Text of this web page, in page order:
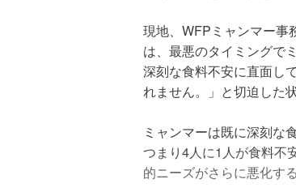
現地、WFPミャンマー事
は、最悪のタイミングで
深刻な食料不安に直面し
れません。」と切迫した
ミャンマーは既に深刻な
つまり4人に1人が食料不
的ニーズがさらに悪化す